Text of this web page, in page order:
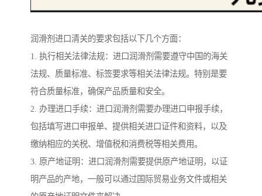
润滑剂进口清关的要求包括以下几个方面：
1. 执行相关法律法规：进口润滑剂需要遵守中国的海关
法规、质量标准、标签要求等相关法律法规。特别是要
符合质量标准，确保产品质量和安全。
2. 办理进口手续：进口润滑剂需要办理进口申报手续，
包括填写进口申报单、提供相关进口证件和资料，以及
缴纳相应的关税、增值税和消费税等相关费用。
3. 原产地证明：进口润滑剂需要提供原产地证明，以证
明产品的产地，一般可以通过国际贸易业务文件或相关